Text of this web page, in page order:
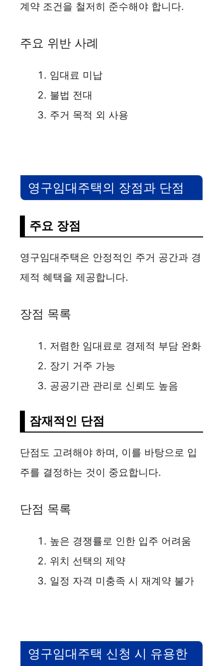
계약 조건을 철저히 준수해야 합니다.
주요 위반 사례
임대료 미납
불법 전대
주거 목적 외 사용
영구임대주택의 장점과 단점
주요 장점
영구임대주택은 안정적인 주거 공간과 경
제적 혜택을 제공합니다.
장점 목록
저렴한 임대료로 경제적 부담 완화
장기 거주 가능
공공기관 관리로 신뢰도 높음
잠재적인 단점
단점도 고려해야 하며, 이를 바탕으로 입
주를 결정하는 것이 중요합니다.
단점 목록
높은 경쟁률로 인한 입주 어려움
위치 선택의 제약
일정 자격 미충족 시 재계약 불가
영구임대주택 신청 시 유용한